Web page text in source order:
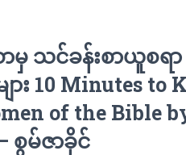
ာမှ သင်ခန်းစာယူစရာ
ား 10 Minutes to
of the Bible
စွမ်ဇာခိုင်